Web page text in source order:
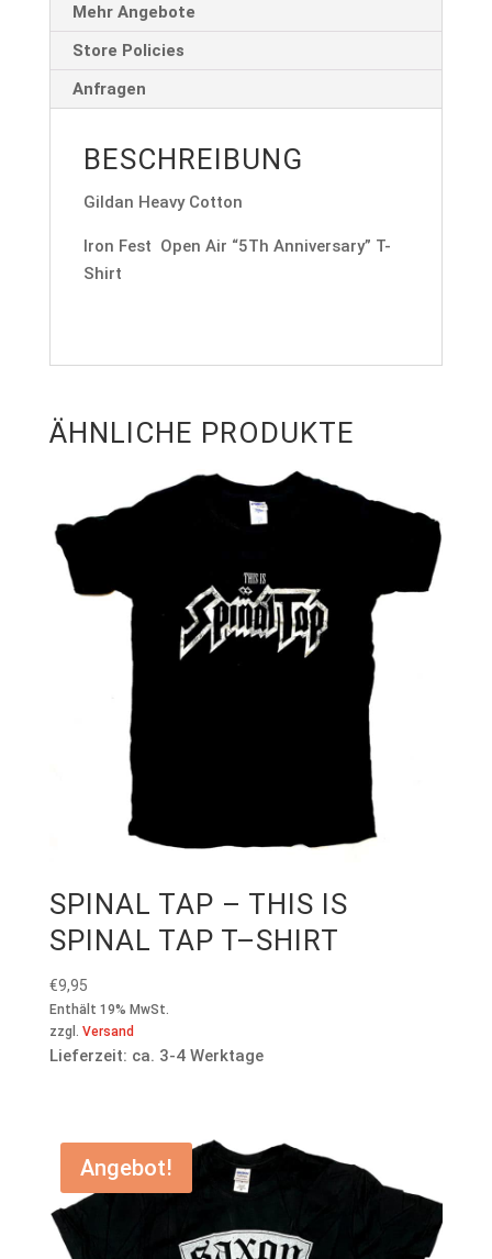
Mehr Angebote
Store Policies
Anfragen
BESCHREIBUNG
Gildan Heavy Cotton
Iron Fest Open Air “5Th Anniversary” T-
Shirt
ÄHNLICHE PRODUKTE
SPINAL TAP – THIS IS
SPINAL TAP T–SHIRT
€9,95
Enthält 19% MwSt.
zzgl. Versand
Lieferzeit: ca. 3-4 Werktage
Angebot!